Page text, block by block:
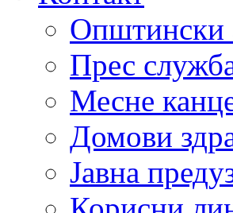
Општински
Прес
Месне
Домови
Јавна